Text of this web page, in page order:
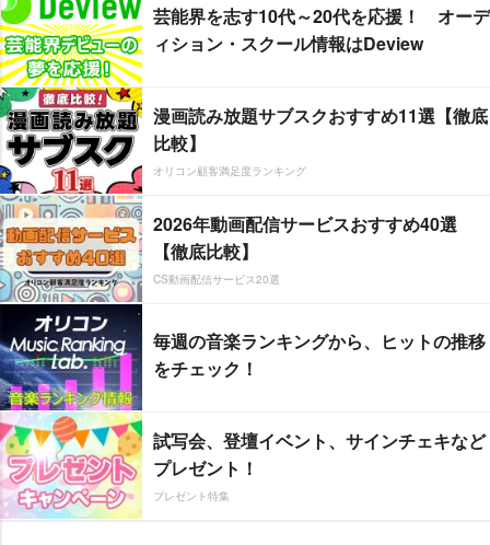
芸能界を志す10代～20代を応援！ オーデ
ィション・スクール情報はDeview
漫画読み放題サブスクおすすめ11選【徹底
比較】
オリコン顧客満足度ランキング
2026年動画配信サービスおすすめ40選
【徹底比較】
CS動画配信サービス20選
毎週の音楽ランキングから、ヒットの推移
をチェック！
試写会、登壇イベント、サインチェキなど
プレゼント！
プレゼント特集